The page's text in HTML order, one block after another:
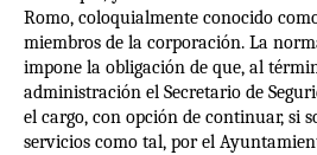
Romo, coloquialmente conocido
miembros de la corporación. La
impone la obligación de que, al
administración el Secretario de
el cargo, con opción de continuar, si
servicios como tal, por el